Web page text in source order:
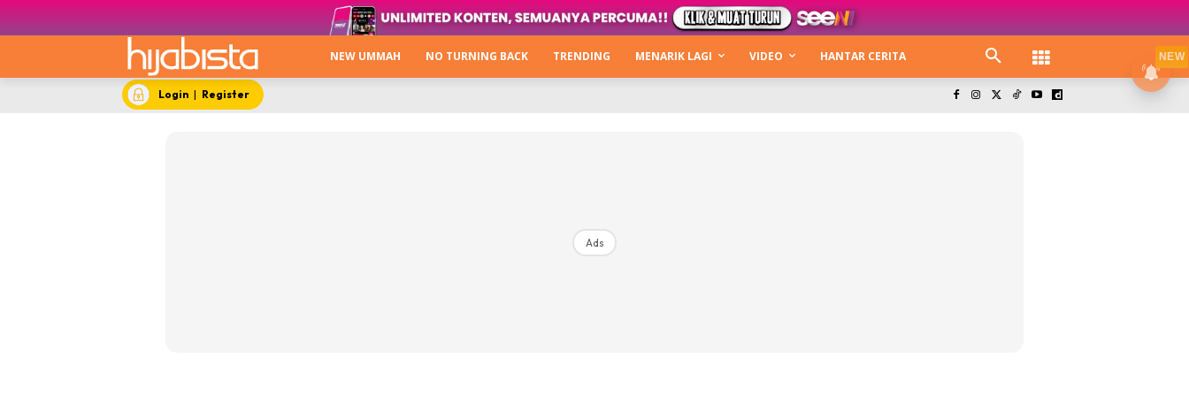
Login |Register
NEW UMMAH NO TURNING BACK TRENDING MENARIK LAGI VIDEO HANTAR CERITA
Login | Register
Ads
NEW